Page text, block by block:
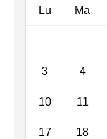
Lu Ma
3 4
10 11
17 18